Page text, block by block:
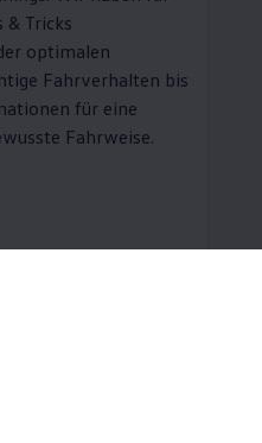
& Tricks
optimalen
Fahrverhalten bis
für eine
Fahrweise.